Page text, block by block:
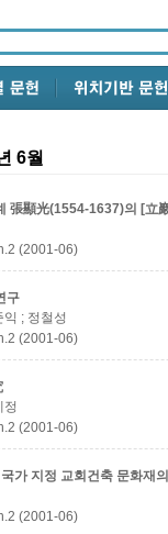
6월
張顯光(1554-1637)의 [立
(2001-06)
구
익 ; 정철성
(2001-06)
정
(2001-06)
국가 지정 교회건축 문화재
(2001-06)